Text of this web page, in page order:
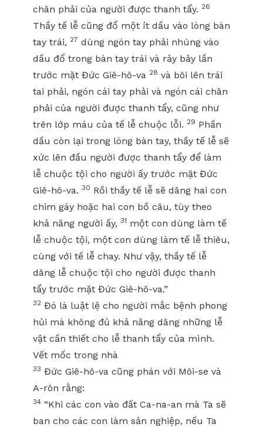
chân phải của người được thanh tẩy. 26
Thầy tế lễ cũng đổ một ít dầu vào lòng bàn
tay trái, 27 dùng ngón tay phải nhúng vào
dầu đổ trong bàn tay trái và rảy bảy lần
trước mặt Đức Giê-hô-va 28 và bôi lên trái
tai phải, ngón cái tay phải và ngón cái chân
phải của người được thanh tẩy, cũng như
trên lớp máu của tế lễ chuộc lỗi. 29 Phần
dầu còn lại trong lòng bàn tay, thầy tế lễ sẽ
xức lên đầu người được thanh tẩy để làm
lễ chuộc tội cho người ấy trước mặt Đức
Giê-hô-va. 30 Rồi thầy tế lễ sẽ dâng hai con
chim gáy hoặc hai con bồ câu, tùy theo
khả năng người ấy, 31 một con dùng làm tế
lễ chuộc tội, một con dùng làm tế lễ thiêu,
cùng với tế lễ chay. Như vậy, thầy tế lễ
dâng lễ chuộc tội cho người được thanh
tẩy trước mặt Đức Giê-hô-va.”
32 Đó là luật lệ cho người mắc bệnh phong
hủi mà không đủ khả năng dâng những lễ
vật cần thiết cho lễ thanh tẩy của mình.
Vết mốc trong nhà
33 Đức Giê-hô-va cũng phán với Môi-se và
A-rôn rằng:
34 “Khi các con vào đất Ca-na-an mà Ta sẽ
ban cho các con làm sản nghiệp, nếu Ta